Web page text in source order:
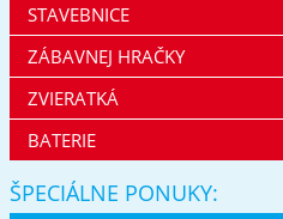
STAVEBNICE
ZÁBAVNEJ HRAČKY
ZVIERATKÁ
BATERIE
ŠPECIÁLNE PONUKY: